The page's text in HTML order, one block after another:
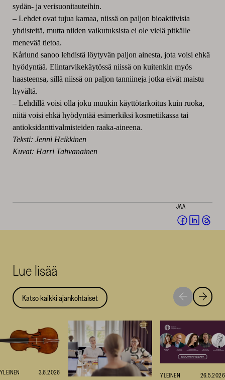
sydän- ja verisuonitauteihin.
– Lehdet ovat tujua kamaa, niissä on paljon bioaktiivisia
yhdisteitä, mutta niiden vaikutuksista ei ole vielä pitkälle
menevää tietoa.
Kårlund sanoo lehdistä löytyvän paljon ainesta, jota voisi ehkä
hyödyntää. Elintarvikekäytössä niissä on kuitenkin myös
haasteensa, sillä niissä on paljon tanniineja jotka eivät maistu
hyvältä.
– Lehdillä voisi olla joku muukin käyttötarkoitus kuin ruoka,
niitä voisi ehkä hyödyntää esimerkiksi kosmetiikassa tai
antioksidanttivalmisteiden raaka-aineena.
Teksti: Jenni Heikkinen
Kuvat: Harri Tahvanainen
JAA
Jaa Jaa
Lue lisää
Katso kaikki ajankohtaiset
Siirry
seuraavaan
Siirry
YLEINEN 3.6.2026 YLEINEN 26.5.2026